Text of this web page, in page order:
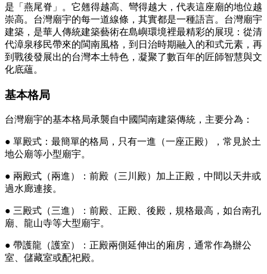
是「燕尾脊」。它翹得越高、彎得越大，代表這座廟的地位越
崇高。台灣廟宇的每一道線條，其實都是一種語言。台灣廟宇
建築，是華人傳統建築藝術在島嶼環境裡最精彩的展現：從清
代漳泉移民帶來的閩南風格，到日治時期融入的和式元素，再
到戰後發展出的台灣本土特色，凝聚了數百年的匠師智慧與文
化底蘊。
基本格局
台灣廟宇的基本格局承襲自中國閩南建築傳統，主要分為：
● 單殿式：最簡單的格局，只有一進（一座正殿），常見於土
地公廟等小型廟宇。
● 兩殿式（兩進）：前殿（三川殿）加上正殿，中間以天井或
過水廊連接。
● 三殿式（三進）：前殿、正殿、後殿，規格最高，如台南孔
廟、龍山寺等大型廟宇。
● 帶護龍（護室）：正殿兩側延伸出的廂房，通常作為辦公
室、儲藏室或配祀殿。